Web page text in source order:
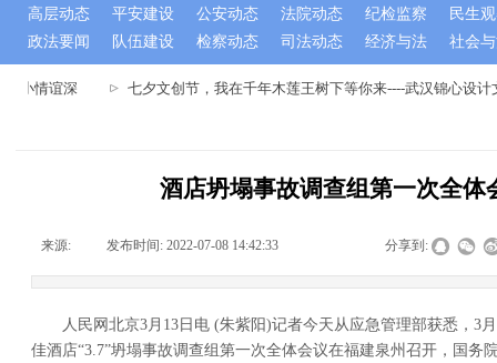
小情谊深 七夕文创节，我在千年木莲王树下等你来----武汉锦心设计
政法要闻 队伍建设 检察动态 司法动态 经济与法 社会
高层动态 平安建设 公安动态 法院动态 纪检监察 民生
酒店坍塌事故调查组第一次全体
来源: 发布时间: 2022-07-08 14:42:33 分享到:
人民网北京3月13日电 (朱紫阳)记者今天从应急管理部获悉，3
佳酒店“3.7”坍塌事故调查组第一次全体会议在福建泉州召开，国务